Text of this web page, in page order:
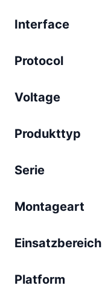
Interface
Protocol
Voltage
Produkttyp
Serie
Montageart
Einsatzbereich
Platform